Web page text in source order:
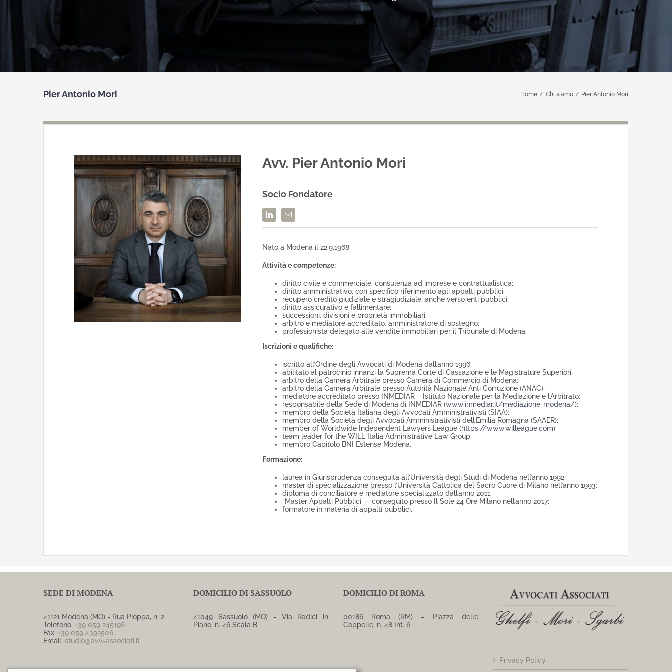
Pier Antonio Mori Home Chi siamo Pier Antonio Mori
Avv. Pier Antonio Mori
Socio Fondatore
Nato a Modena il 22.9.1968
Attività e competenze:
diritto civile e commerciale, consulenza ad imprese e contrattualistica;
diritto amministrativo, con specifico riferimento agli appalti pubblici;
recupero credito giudiziale e stragiudiziale, anche verso enti pubblici;
diritto assicurativo e fallimentare;
successioni, divisioni e proprietà immobiliari;
arbitro e mediatore accreditato, amministratore di sostegno;
professionista delegato alle vendite immobiliari per il Tribunale di Modena.
Iscrizioni e qualifiche:
iscritto all’Ordine degli Avvocati di Modena dall’anno 1996;
abilitato al patrocinio innanzi la Suprema Corte di Cassazione e le Magistrature Superiori;
arbitro della Camera Arbitrale presso Camera di Commercio di Modena;
arbitro della Camera Arbitrale presso Autorità Nazionale Anti Corruzione (ANAC);
mediatore accreditato presso INMEDIAR – Istituto Nazionale per la Mediazione e l’Arbitrato;
responsabile della Sede di Modena di INMEDIAR (www.inmediar.it/mediazione-modena/);
membro della Società Italiana degli Avvocati Amministrativisti (SIAA);
membro della Società degli Avvocati Amministrativisti dell’Emilia Romagna (SAAER);
member of Worldwide Independent Lawyers League (https://www.willeague.com)
team leader for the WILL Italia Administrative Law Group;
membro Capitolo BNI Estense Modena.
Formazione:
laurea in Giurisprudenza conseguita all’Università degli Studi di Modena nell’anno 1992;
master di specializzazione presso l’Università Cattolica del Sacro Cuore di Milano nell’anno 1993;
diploma di conciliatore e mediatore specializzato dall’anno 2011;
“Master Appalti Pubblici” – conseguito presso Il Sole 24 Ore Milano nell’anno 2017;
formatore in materia di appalti pubblici.
SEDE DI MODENA
41121 Modena (MO) - Rua Pioppa, n. 2
Telefono: +39 059 245196
Fax: +39 059 4392506
Email: studio@avv-associati.it
DOMICILIO DI SASSUOLO
41049 Sassuolo (MO) - Via Radici in
Piano, n. 46 Scala B
DOMICILIO DI ROMA
00186 Roma (RM) – Piazza delle
Coppelle, n. 48 Int. 6
Privacy Policy